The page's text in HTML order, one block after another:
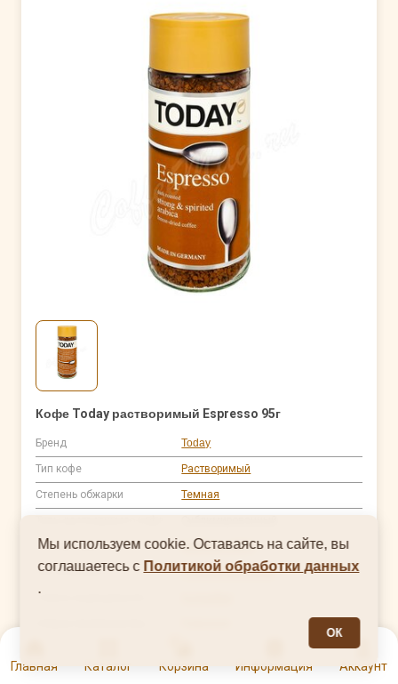
Главная Каталог Корзина Информация Аккаунт
Кофе Today растворимый Espresso 95г
Бренд Today
Тип кофе Растворимый
Степень обжарки Темная
Состав зерна Арабика 100%
Тип упаковки Стеклянная банка
Мы используем cookie. Оставаясь на сайте, вы
соглашаетесь с Политикой обработки данных
.
ОК